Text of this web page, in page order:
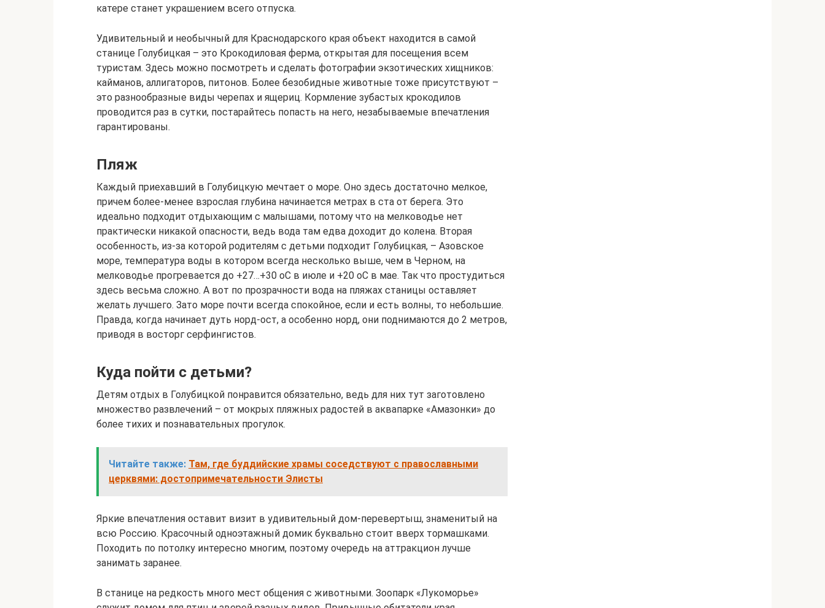
катере станет украшением всего отпуска.
Удивительный и необычный для Краснодарского края объект находится в самой
станице Голубицкая – это Крокодиловая ферма, открытая для посещения всем
туристам. Здесь можно посмотреть и сделать фотографии экзотических хищников:
кайманов, аллигаторов, питонов. Более безобидные животные тоже присутствуют –
это разнообразные виды черепах и ящериц. Кормление зубастых крокодилов
проводится раз в сутки, постарайтесь попасть на него, незабываемые впечатления
гарантированы.
Пляж
Каждый приехавший в Голубицкую мечтает о море. Оно здесь достаточно мелкое,
причем более-менее взрослая глубина начинается метрах в ста от берега. Это
идеально подходит отдыхающим с малышами, потому что на мелководье нет
практически никакой опасности, ведь вода там едва доходит до колена. Вторая
особенность, из-за которой родителям с детьми подходит Голубицкая, – Азовское
море, температура воды в котором всегда несколько выше, чем в Черном, на
мелководье прогревается до +27…+30 оС в июле и +20 оС в мае. Так что простудиться
здесь весьма сложно. А вот по прозрачности вода на пляжах станицы оставляет
желать лучшего. Зато море почти всегда спокойное, если и есть волны, то небольшие.
Правда, когда начинает дуть норд-ост, а особенно норд, они поднимаются до 2 метров,
приводя в восторг серфингистов.
Куда пойти с детьми?
Детям отдых в Голубицкой понравится обязательно, ведь для них тут заготовлено
множество развлечений – от мокрых пляжных радостей в аквапарке «Амазонки» до
более тихих и познавательных прогулок.
Читайте также: Там, где буддийские храмы соседствуют с православными
церквями: достопримечательности Элисты
Яркие впечатления оставит визит в удивительный дом-перевертыш, знаменитый на
всю Россию. Красочный одноэтажный домик буквально стоит вверх тормашками.
Походить по потолку интересно многим, поэтому очередь на аттракцион лучше
занимать заранее.
В станице на редкость много мест общения с животными. Зоопарк «Лукоморье»